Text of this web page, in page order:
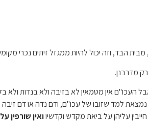
וזה יכול להיות ממגזל זיתים נכרי מקומי,
מדרבנן.
אין מטמאין לא בזיבה ולא בנדות ולא
נמצאת למד שזובו של עכו"ם, ודם נדה או דם
עליהן על ביאת מקדש וקדשיוואין שורפין